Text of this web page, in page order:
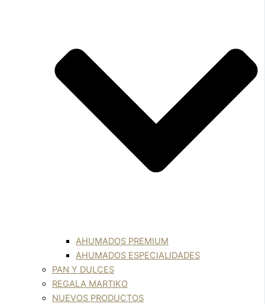
AHUMADOS PREMIUM
AHUMADOS ESPECIALIDADES
PAN Y DULCES
REGALA MARTIKO
NUEVOS PRODUCTOS